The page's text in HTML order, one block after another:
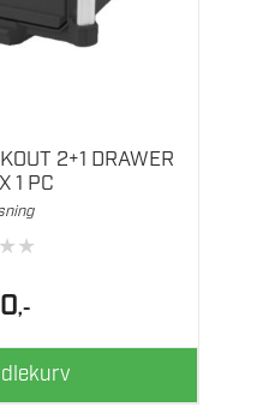
2+1 DRAWER
1 PC
★★
,-